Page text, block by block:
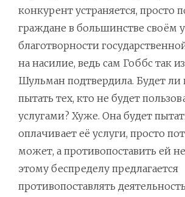
конкурент устраняется, просто
граждане в большинстве своём
благотворности
на насилие, ведь сам Гоббс так
Шульман подтвердила. Будет ли
пытать тех, кто не будет
услугами? Хуже. Она будет
оплачивает её услуги, просто
может, а противопоставить ей
этому беспределу предлагается
противопоставлять деятельность